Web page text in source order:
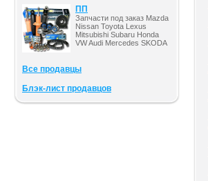
ПП
Запчасти под заказ Mazda
Nissan Toyota Lexus
Mitsubishi Subaru Honda
VW Audi Mercedes SKODA
Все продавцы
Блэк-лист продавцов